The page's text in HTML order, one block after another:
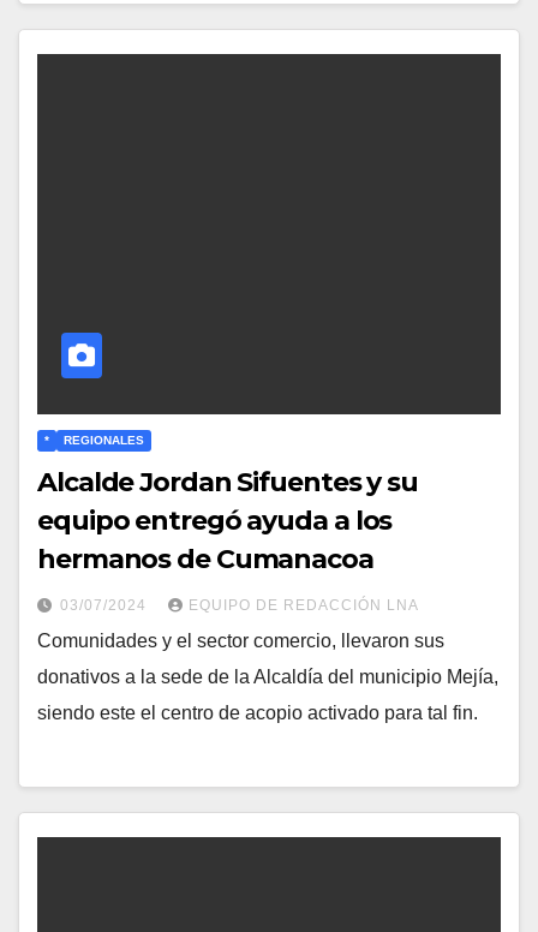
* REGIONALES
Alcalde Jordan Sifuentes y su
equipo entregó ayuda a los
hermanos de Cumanacoa
03/07/2024 EQUIPO DE REDACCIÓN LNA
Comunidades y el sector comercio, llevaron sus
donativos a la sede de la Alcaldía del municipio Mejía,
siendo este el centro de acopio activado para tal fin.